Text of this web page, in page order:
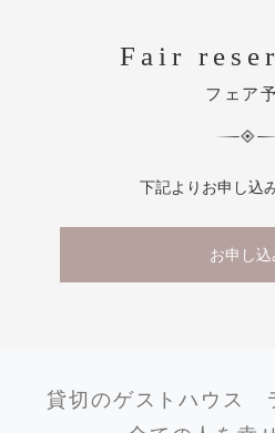
Fair
フェア
下記よりお申し込
お申し込
貸切のゲストハウス